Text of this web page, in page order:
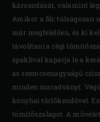
károsodását, valamint
Amikor a filc túlságosan
már megfelelően, és ki
távolítani a régi
spaklival kaparja le a
as szemcsenagyságú
minden maradványt.
konyhai törlőkendővel.
tömítőszalagot. A